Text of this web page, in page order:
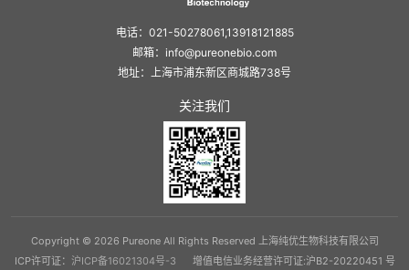
电话：021-50278061,13918121885
邮箱：info@pureonebio.com
地址：上海市浦东新区商城路738号
关注我们
Copyright © 2026 Pureone All Rights Reserved 上海纯优生物科技有限公司
ICP许可证： 沪ICP备16021304号-3 增值电信业务经营许可证:沪B2-20220451 号